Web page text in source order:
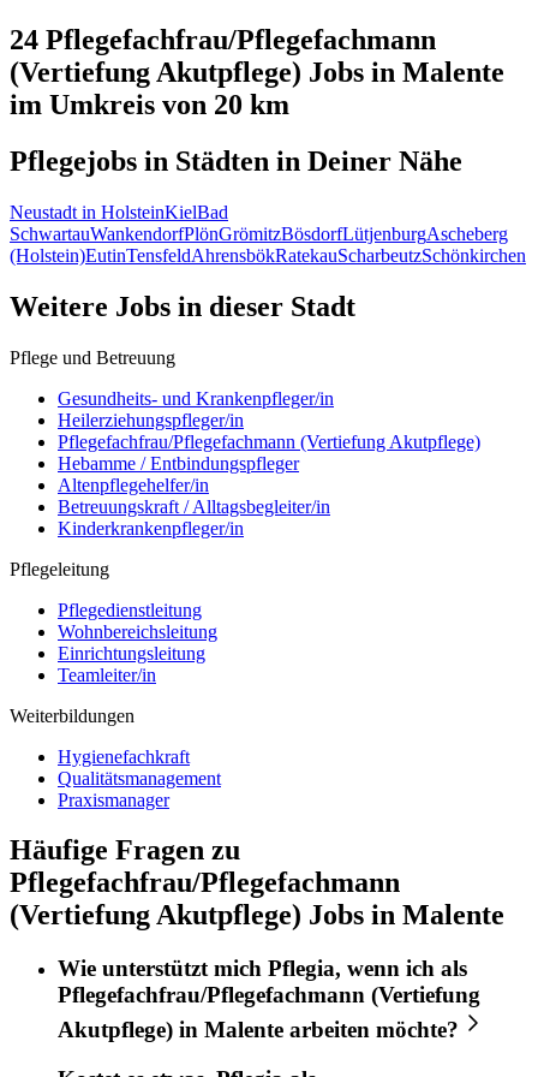
24 Pflegefachfrau/Pflegefachmann
(Vertiefung Akutpflege) Jobs in Malente
im Umkreis von 20 km
Pflegejobs in Städten in Deiner Nähe
Neustadt in HolsteinKielBad
SchwartauWankendorfPlönGrömitzBösdorfLütjenburgAscheberg
(Holstein)EutinTensfeldAhrensbökRatekauScharbeutzSchönkirchen
Weitere Jobs in dieser Stadt
Pflege und Betreuung
Gesundheits- und Krankenpfleger/in
Heilerziehungspfleger/in
Pflegefachfrau/Pflegefachmann (Vertiefung Akutpflege)
Hebamme / Entbindungspfleger
Altenpflegehelfer/in
Betreuungskraft / Alltagsbegleiter/in
Kinderkrankenpfleger/in
Pflegeleitung
Pflegedienstleitung
Wohnbereichsleitung
Einrichtungsleitung
Teamleiter/in
Weiterbildungen
Hygienefachkraft
Qualitätsmanagement
Praxismanager
Häufige Fragen zu
Pflegefachfrau/Pflegefachmann
(Vertiefung Akutpflege) Jobs in Malente
Wie unterstützt mich Pflegia, wenn ich als
Pflegefachfrau/Pflegefachmann (Vertiefung
Akutpflege) in Malente arbeiten möchte?